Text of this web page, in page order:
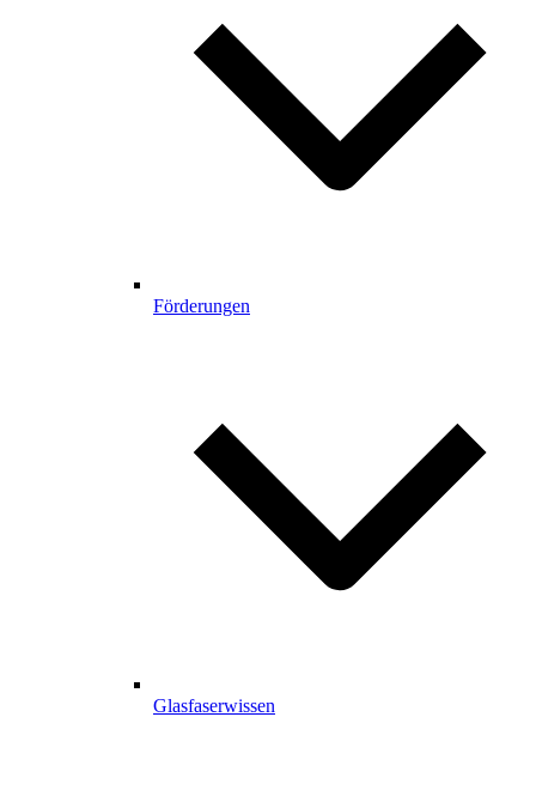
Förderungen
Glasfaserwissen